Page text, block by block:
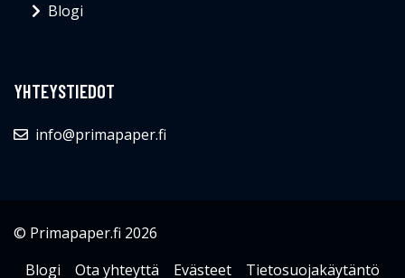
Blogi
YHTEYSTIEDOT
info@primapaper.fi
© Primapaper.fi 2026
Blogi
Ota yhteyttä Evästeet Tietosuojakäytäntö